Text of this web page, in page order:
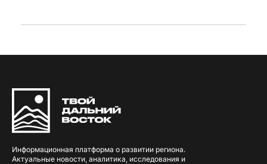
Информационная платформа о развитии региона.
Актуальные новости, аналитика, исследования и